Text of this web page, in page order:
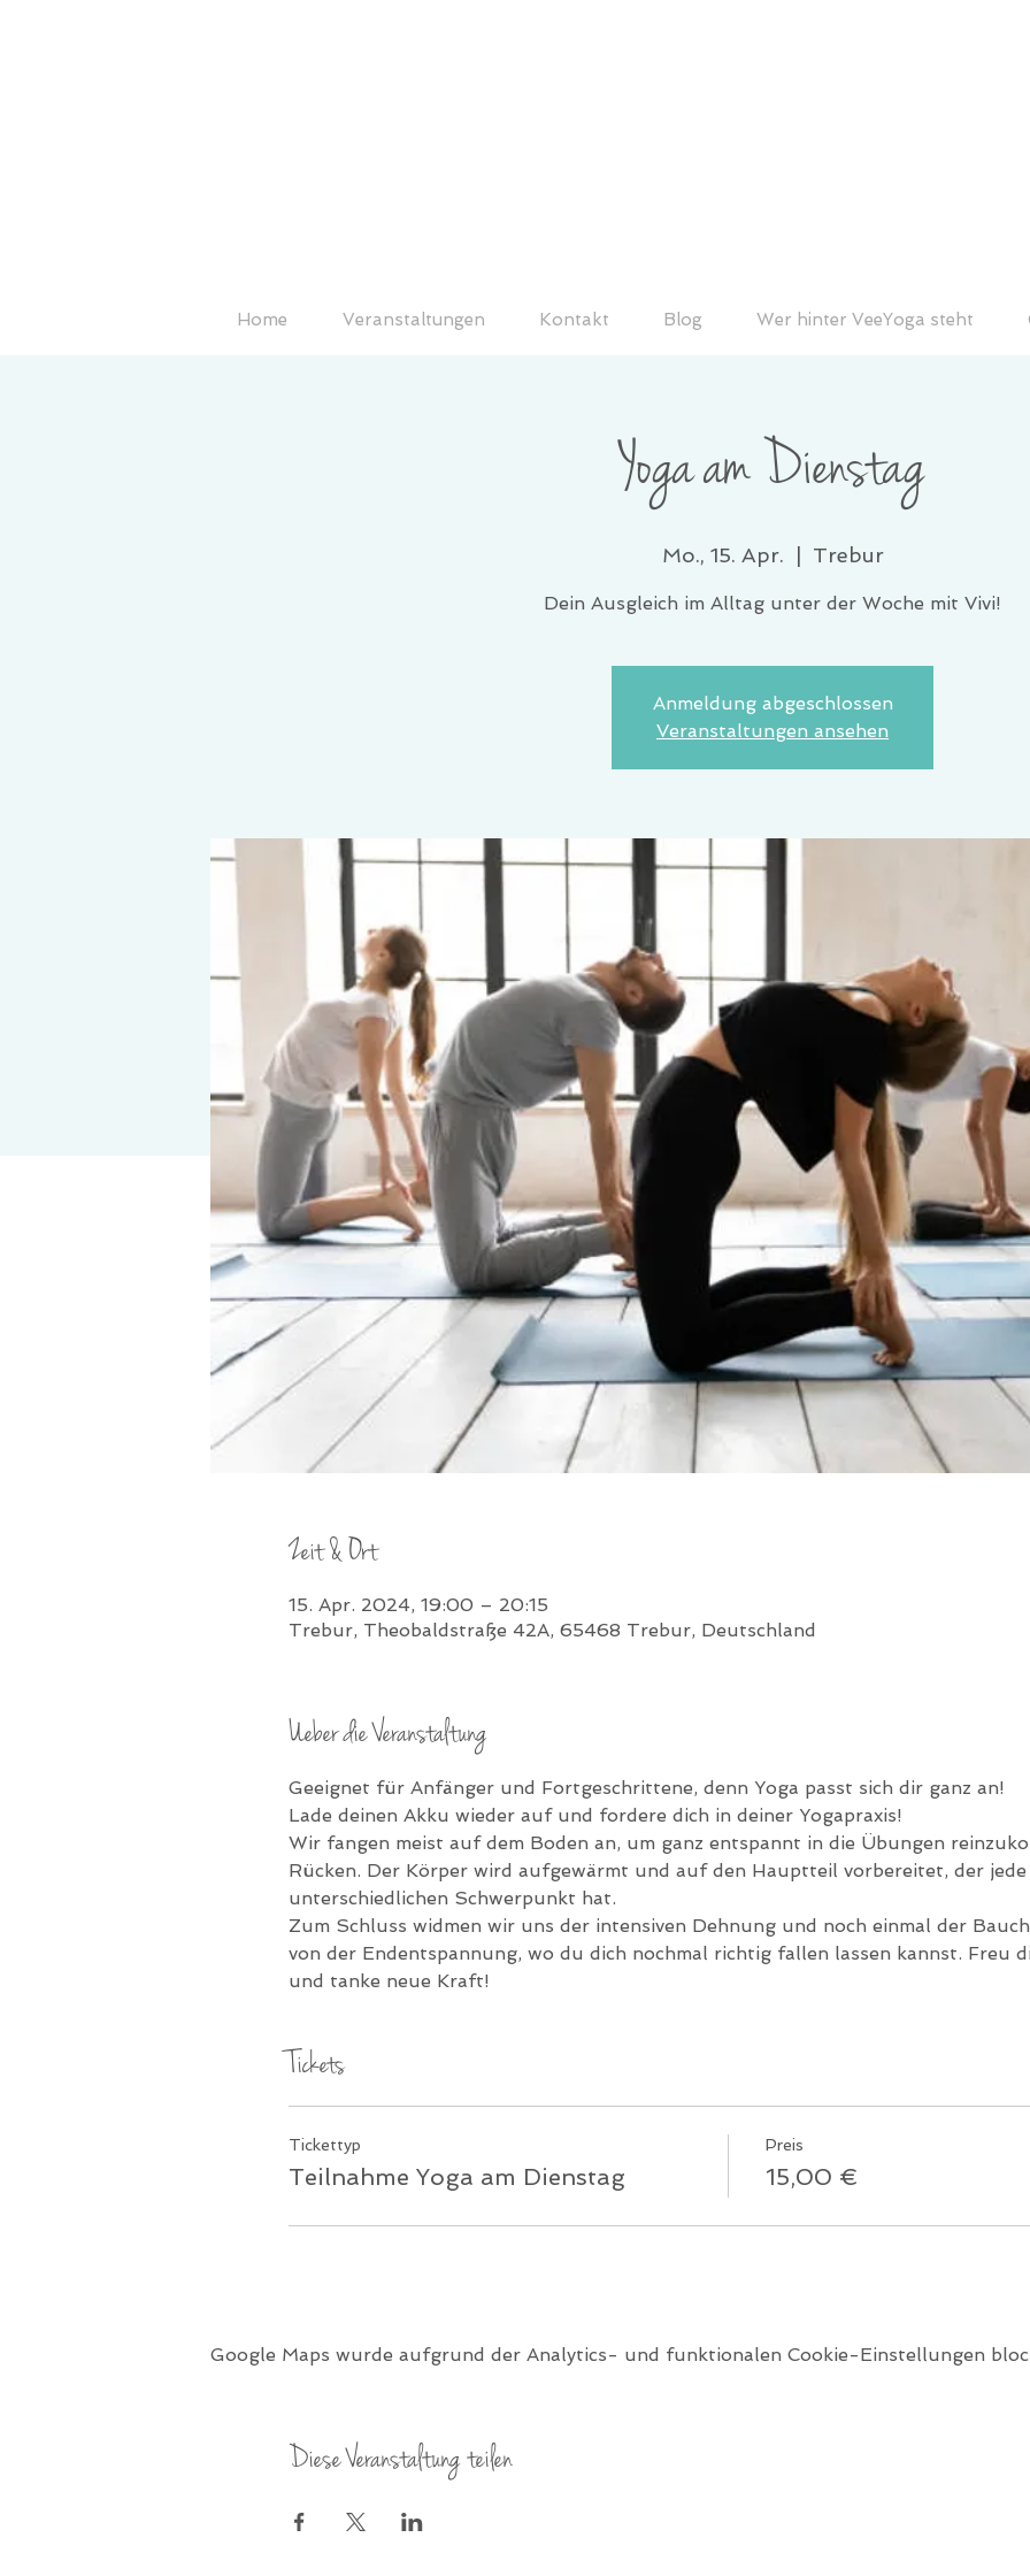
Home Veranstaltungen Kontakt Blog Wer hinter VeeYoga steht
Yoga am Dienstag
Mo., 15. Apr. Trebur
Dein Ausgleich im Alltag unter der Woche mit Vivi!
Anmeldung abgeschlossen
Veranstaltungen ansehen
Zeit & Ort
15. Apr. 2024, 19:00 – 20:15
Trebur, Theobaldstraße 42A, 65468 Trebur, Deutschland
Ueber die Veranstaltung
Geeignet für Anfänger und Fortgeschrittene, denn Yoga passt sich dir ganz an!
Lade deinen Akku wieder auf und fordere dich in deiner Yogapraxis!
Wir fangen meist auf dem Boden an, um ganz entspannt in die Übungen
Rücken. Der Körper wird aufgewärmt und auf den Hauptteil vorbereitet, der
unterschiedlichen Schwerpunkt hat.
Zum Schluss widmen wir uns der intensiven Dehnung und noch einmal der
von der Endentspannung, wo du dich nochmal richtig fallen lassen kannst. Freu
und tanke neue Kraft!
Tickets
Tickettyp
Teilnahme Yoga am Dienstag
Preis
15,00 €
Google Maps wurde aufgrund der Analytics- und funktionalen Cookie-Einstellungen
Diese Veranstaltung teilen